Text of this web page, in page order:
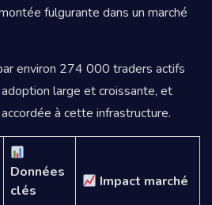
fulgurante dans un marché
environ 274 000 traders actifs
large et croissante, et
à cette infrastructure.
Données
clés
Impact marché